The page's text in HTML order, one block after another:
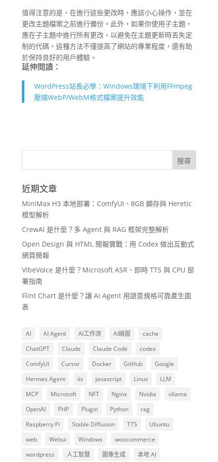
值得注意的是，在進行這些更改時，應該小心操作，並在
更改主題檔案之前進行備份。此外，如果你使用子主題，
應在子主題中進行所有更改，以避免在主題更新時丟失定
制的代碼。這種方法不僅提高了網站的專業程度，還有助
於保持良好的用戶體驗。
延伸閱讀：
WordPress站長必學：Windows環境下利用FFmpeg
壓縮WebP/WebM格式檔案提升效能
近期文章
MiniMax H3 本地部署：ComfyUI、8GB 顯存與 Heretic
模型解析
CrewAI 是什麼？多 Agent 與 RAG 框架完整解析
Open Design 與 HTML 簡報實戰：用 Codex 做出互動式
網頁簡報
VibeVoice 是什麼？Microsoft ASR、即時 TTS 與 CPU 部
署指南
Flint Chart 是什麼？讓 AI Agent 用語意規格可靠產生圖
表
AI AI Agent AI工作流 AI繪圖
cache
ChatGPT
Claude Claude Code
codex
ComfyUI
Cursor Docker GitHub
Google
Hermes Agent
iis javascript Linux
LLM
MCP
Microsoft NFT Nginx Nvidia
ollama
OpenAI
PHP Plugin Python
rag
Raspberry Pi
Stable Diffusion TTS
Ubuntu
web
Webui Windows
woocommerce
wordpress
人工智慧 圖像生成 本地 AI